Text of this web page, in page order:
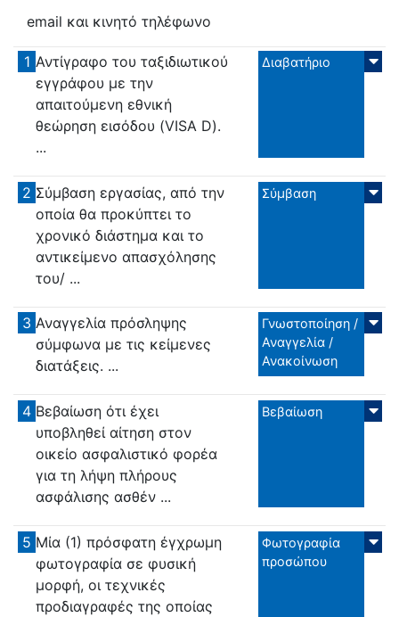
email και κινητό τηλέφωνο
1 Αντίγραφο του ταξιδιωτικού
εγγράφου με την
απαιτούμενη εθνική
θεώρηση εισόδου (VISA D).
...
Διαβατήριο
2 Σύμβαση εργασίας, από την
οποία θα προκύπτει το
χρονικό διάστημα και το
αντικείμενο απασχόλησης
του/ ...
Σύμβαση
3 Αναγγελία πρόσληψης
σύμφωνα με τις κείμενες
διατάξεις. ...
Γνωστοποίηση /
Αναγγελία /
Ανακοίνωση
4 Βεβαίωση ότι έχει
υποβληθεί αίτηση στον
οικείο ασφαλιστικό φορέα
για τη λήψη πλήρους
ασφάλισης ασθέν ...
Βεβαίωση
5 Μία (1) πρόσφατη έγχρωμη
φωτογραφία σε φυσική
μορφή, οι τεχνικές
προδιαγραφές της οποίας
Φωτογραφία
προσώπου